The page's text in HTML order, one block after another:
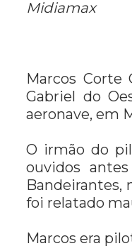
Midiamax
Marcos Corte
Gabriel do
aeronave, em
O irmão do
ouvidos
Bandeirantes,
foi relatado
Marcos era